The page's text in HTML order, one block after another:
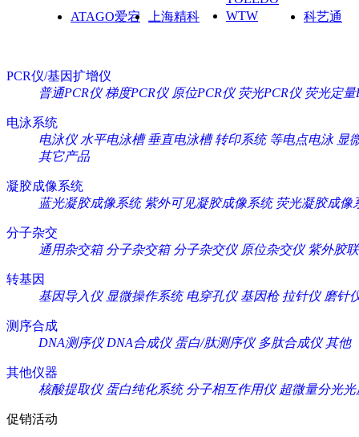
ATAGO爱宕 上海精科 WTW 科艺通
PCR仪/基因扩增仪
普通PCR仪 梯度PCR仪 原位PCR仪 荧光PCR仪 荧光定量
电泳系统
电泳仪 水平电泳槽 垂直电泳槽 转印系统 等电点电泳 显
其它产品
凝胶成像系统
蓝光凝胶成像系统 紫外可见凝胶成像系统 荧光凝胶成像
分子杂交
通用杂交箱 分子杂交箱 分子杂交仪 原位杂交仪 紫外胶
转基因
基因导入仪 显微操作系统 电穿孔仪 基因枪 拉针仪 磨针
测序合成
DNA测序仪 DNA合成仪 蛋白/肽测序仪 多肽合成仪 其他
其他仪器
核酸提取仪 蛋白纯化系统 分子相互作用仪 超微量分光光
促销活动